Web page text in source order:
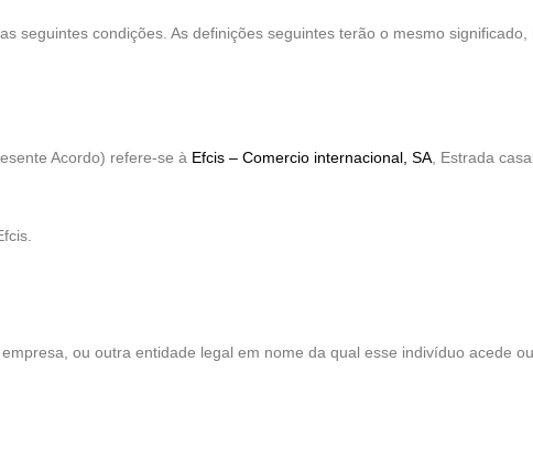
seguintes condições. As definições seguintes terão o mesmo
Acordo) refere-se à Efcis – Comercio internacional, SA , Estrada
ou outra entidade legal em nome da qual esse indivíduo acede